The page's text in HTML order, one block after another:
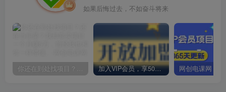
如果后悔过去，不如奋斗将来
你还在到处找项目？还在当韭菜？我却靠卖项目一个月赚5万，曾经我也和你一样懵懂。 加入VIP会员，享50%的推广提成，免费学习多种网上创业课程，菜鸟秒变大神！